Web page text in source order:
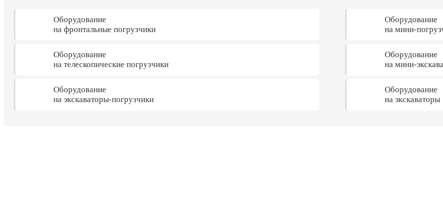
Оборудование
на фронтальные погрузчики
Оборудование
на телескопические погрузчики
Оборудование
на экскаваторы-погрузчики
Оборудование
на мини-
Оборудование
на мини-
Оборудование
на экскаваторы